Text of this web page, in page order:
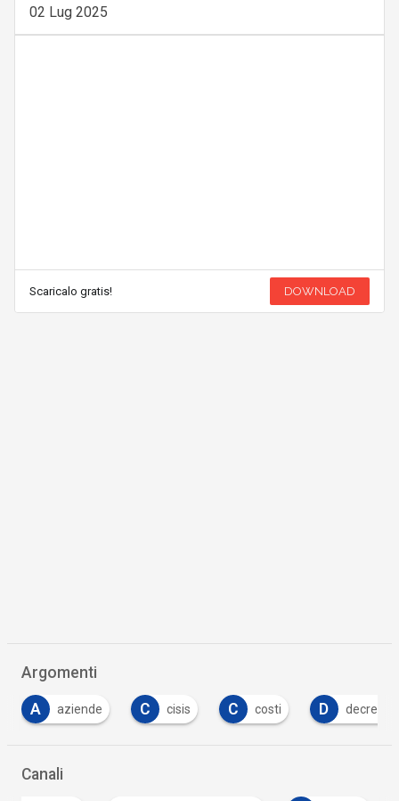
02 Lug 2025
Scaricalo gratis! DOWNLOAD
Argomenti
C cisis costi D decreto F fascicolo
Canali